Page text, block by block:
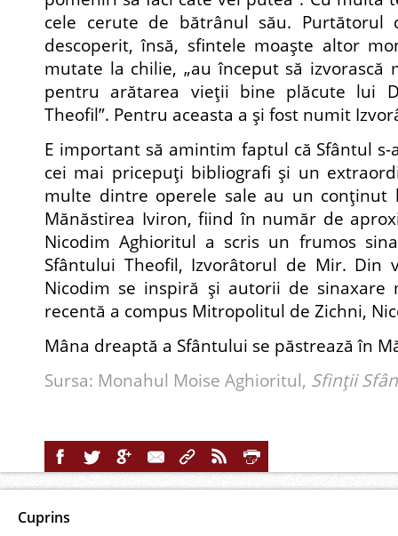
cele cerute de bătrânul său. Purtătorul
descoperit, însă, sfintele moaşte altor
mutate la chilie, „au început să
pentru arătarea vieţii bine plăcute lui
Theofil”. Pentru aceasta a şi fost numit
E important să amintim faptul că Sfântul
cei mai pricepuţi bibliografi şi un
multe dintre operele sale au un conţinut
Mănăstirea Iviron, fiind în număr de
Nicodim Aghioritul a scris un frumos
Sfântului Theofil, Izvorâtorul de Mir. Din
Nicodim se inspiră şi autorii de
recentă a compus Mitropolitul de Zichni,
Mâna dreaptă a Sfântului se păstrează în
Sursa: Monahul Moise Aghioritul, Sfinţii
Cuprins